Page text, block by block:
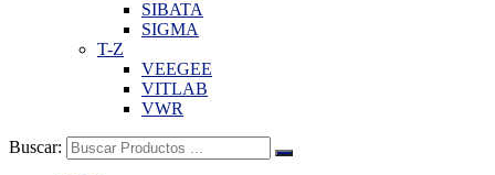
SIBATA
SIGMA
T-Z
VEEGEE
VITLAB
VWR
Buscar: